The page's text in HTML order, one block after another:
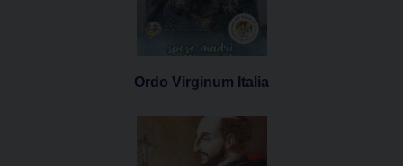
Ordo Virginum Italia